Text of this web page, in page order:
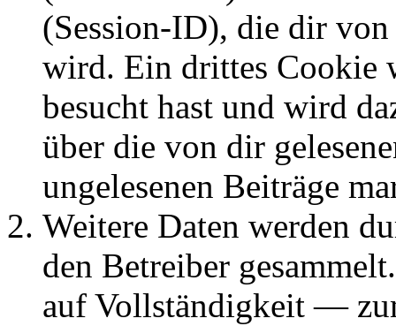
(Session-ID), die dir
wird. Ein drittes Cookie
besucht hast und wird
über die von dir
ungelesenen Beiträge
Weitere Daten werden
den Betreiber
auf Vollständigkeit —